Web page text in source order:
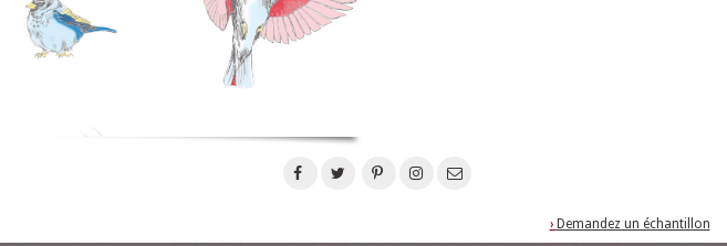
› Demandez un échantillon